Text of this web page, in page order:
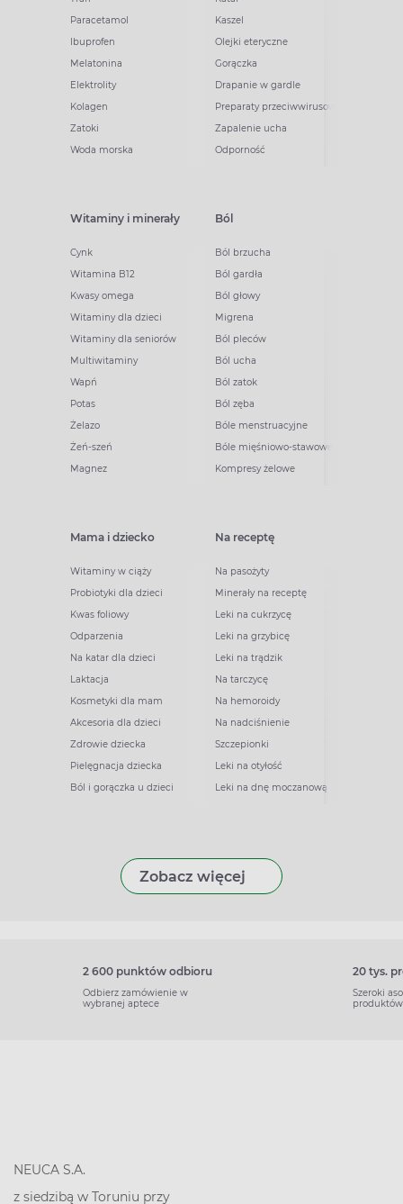
Paracetamol
Ibuprofen
Melatonina
Elektrolity
Kolagen
Zatoki
Woda morska
Kaszel
Olejki eteryczne
Gorączka
Drapanie w gardle
Preparaty przeciwwirusowe
Zapalenie ucha
Odporność
Witaminy i minerały
Cynk
Witamina B12
Kwasy omega
Witaminy dla dzieci
Witaminy dla seniorów
Multiwitaminy
Wapń
Potas
Żelazo
Żeń-szeń
Magnez
Ból
Ból brzucha
Ból gardła
Ból głowy
Migrena
Ból pleców
Ból ucha
Ból zatok
Ból zęba
Bóle menstruacyjne
Bóle mięśniowo-stawowe
Kompresy żelowe
Mama i dziecko
Witaminy w ciąży
Probiotyki dla dzieci
Kwas foliowy
Odparzenia
Na katar dla dzieci
Laktacja
Kosmetyki dla mam
Akcesoria dla dzieci
Zdrowie dziecka
Pielęgnacja dziecka
Ból i gorączka u dzieci
Na receptę
Na pasożyty
Minerały na receptę
Leki na cukrzycę
Leki na grzybicę
Leki na trądzik
Na tarczycę
Na hemoroidy
Na nadciśnienie
Szczepionki
Leki na otyłość
Leki na dnę moczanową
Zobacz więcej
2 600 punktów odbioru
Odbierz zamówienie w
wybranej aptece
20 tys.
Szeroki
produktów
NEUCA S.A.
z siedzibą w Toruniu przy